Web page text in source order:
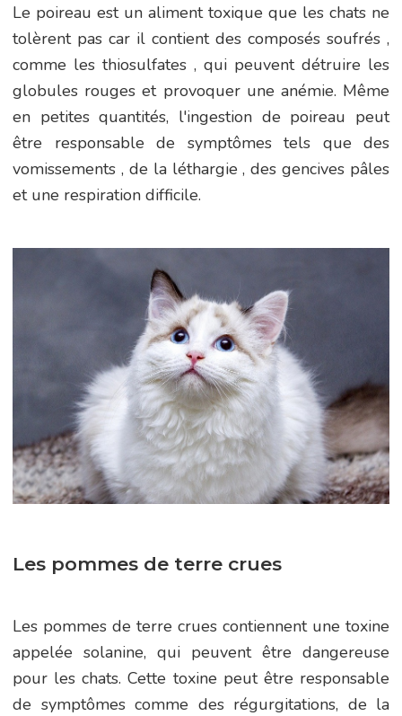
Le poireau est un aliment toxique que les chats ne
tolèrent pas car il contient des composés soufrés ,
comme les thiosulfates , qui peuvent détruire les
globules rouges et provoquer une anémie. Même
en petites quantités, l'ingestion de poireau peut
être responsable de symptômes tels que des
vomissements , de la léthargie , des gencives pâles
et une respiration difficile.
Les pommes de terre crues
Les pommes de terre crues contiennent une toxine
appelée solanine, qui peuvent être dangereuse
pour les chats. Cette toxine peut être responsable
de symptômes comme des régurgitations, de la